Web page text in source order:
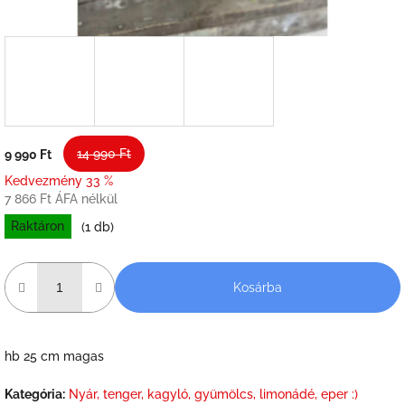
9 990 Ft
14 990 Ft
Kedvezmény 33 %
7 866 Ft ÁFA nélkül
Raktáron
(1 db)
Kosárba
hb 25 cm magas
Kategória: Nyár, tenger, kagyló, gyümölcs, limonádé, eper :)